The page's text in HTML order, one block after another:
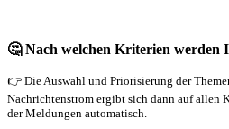
🤔 Nach welchen Kriterien werden
👉 Die Auswahl und Priorisierung der
Nachrichtenstrom ergibt sich dann auf allen
der Meldungen automatisch.